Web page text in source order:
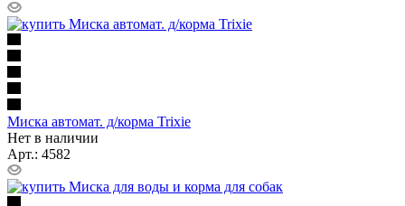
Миска автомат. д/корма Trixie
Нет в наличии
Арт.: 4582